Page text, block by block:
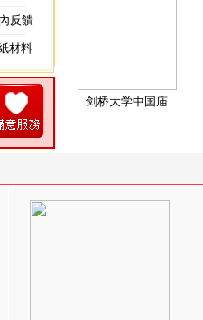
反饋
材料
剑桥大学中国庙